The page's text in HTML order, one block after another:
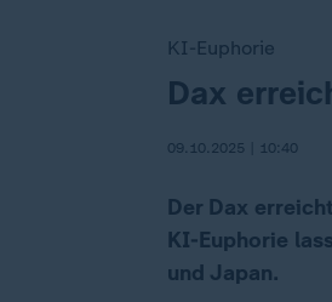
KI-Euphorie
:Dax
09.10.2025 | 10:40
Der Dax
KI-Euphorie
und Japan.